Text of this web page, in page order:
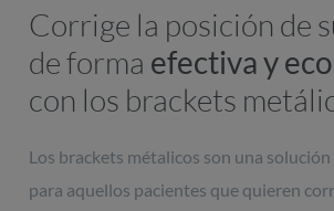
Corrige la posición de
de forma efectiva y
con los brackets
Los brackets métalicos son una
para aquellos pacientes que quieren